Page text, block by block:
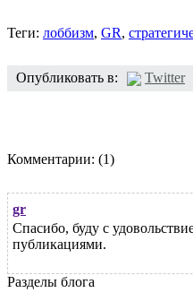
Теги: лоббизм, GR,
Опубликовать в: Twitter
Комментарии: (1)
gr
Спасибо, буду с
публикациями.
Разделы блога